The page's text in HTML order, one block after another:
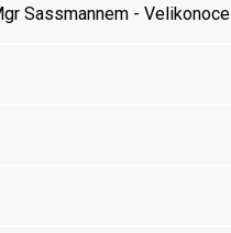
Sassmannem - Velikonoce